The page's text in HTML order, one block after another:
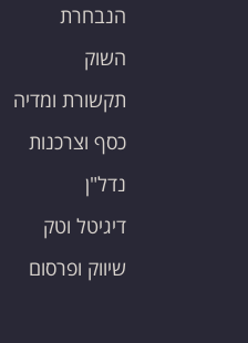
הנבחרת
השוק
תקשורת ומדיה
כסף וצרכנות
נדל"ן
דיגיטל וטק
שיווק ופרסום